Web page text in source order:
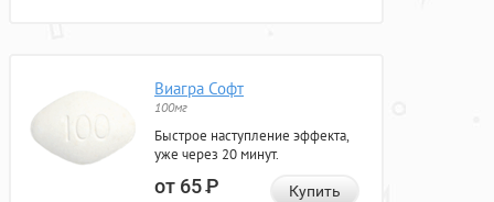
Виагра Софт
100мг
Быстрое наступление эффекта,
уже через 20 минут.
от 65Р Купить